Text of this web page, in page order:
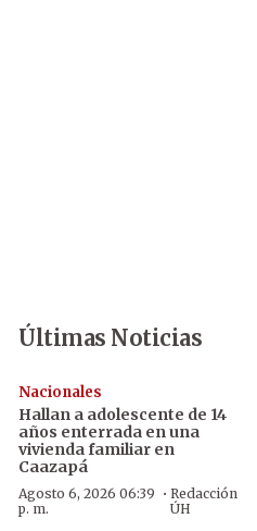
Últimas Noticias
Nacionales
Hallan a adolescente de 14
años enterrada en una
vivienda familiar en
Caazapá
Agosto 6, 2026 06:39
p. m.
·Redacción
ÚH